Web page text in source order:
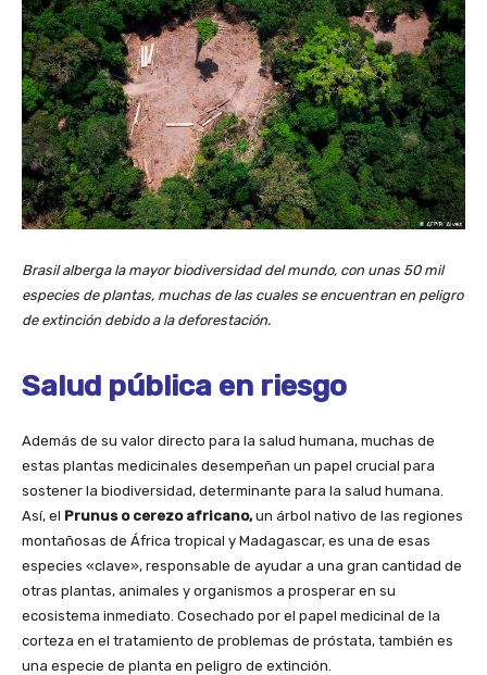
Brasil alberga la mayor biodiversidad del mundo, con unas 50 mil
especies de plantas, muchas de las cuales se encuentran en peligro
de extinción debido a la deforestación.
Salud pública en riesgo
Además de su valor directo para la salud humana, muchas de
estas plantas medicinales desempeñan un papel crucial para
sostener la biodiversidad, determinante para la salud humana.
Así, el Prunus o cerezo africano,un árbol nativo de las regiones
montañosas de África tropical y Madagascar, es una de esas
especies «clave», responsable de ayudar a una gran cantidad de
otras plantas, animales y organismos a prosperar en su
ecosistema inmediato. Cosechado por el papel medicinal de la
corteza en el tratamiento de problemas de próstata, también es
una especie de planta en peligro de extinción.